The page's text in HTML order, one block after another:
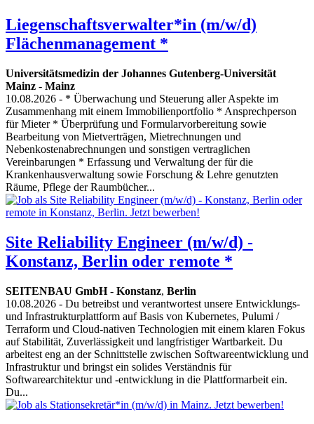
Liegenschaftsverwalter*in (m/w/d)
Flächenmanagement *
Universitätsmedizin der Johannes Gutenberg-Universität
Mainz - Mainz
10.08.2026 - * Überwachung und Steuerung aller Aspekte im
Zusammenhang mit einem Immobilienportfolio * Ansprechperson
für Mieter * Überprüfung und Formularvorbereitung sowie
Bearbeitung von Mietverträgen, Mietrechnungen und
Nebenkostenabrechnungen und sonstigen vertraglichen
Vereinbarungen * Erfassung und Verwaltung der für die
Krankenhausverwaltung sowie Forschung & Lehre genutzten
Räume, Pflege der Raumbücher...
Site Reliability Engineer (m/w/d) -
Konstanz, Berlin oder remote *
SEITENBAU GmbH- Konstanz, Berlin
10.08.2026 - Du betreibst und verantwortest unsere Entwicklungs-
und Infrastrukturplattform auf Basis von Kubernetes, Pulumi /
Terraform und Cloud-nativen Technologien mit einem klaren Fokus
auf Stabilität, Zuverlässigkeit und langfristiger Wartbarkeit. Du
arbeitest eng an der Schnittstelle zwischen Softwareentwicklung und
Infrastruktur und bringst ein solides Verständnis für
Softwarearchitektur und -entwicklung in die Plattformarbeit ein.
Du...